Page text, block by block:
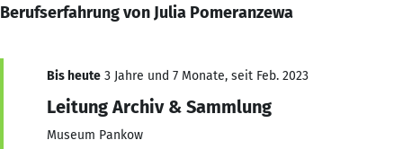
Berufserfahrung von Julia Pomeranzewa
Bis heute 3 Jahre und 7 Monate, seit Feb. 2023
Leitung Archiv & Sammlung
Museum Pankow